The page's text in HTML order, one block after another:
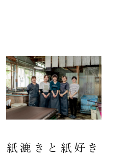
紙漉きと紙好き